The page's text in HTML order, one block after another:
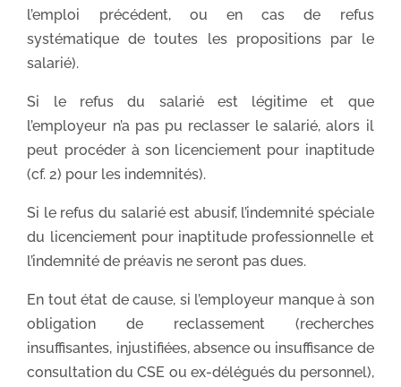
l’emploi précédent, ou en cas de refus
systématique de toutes les propositions par le
salarié).
Si le refus du salarié est légitime et que
l’employeur n’a pas pu reclasser le salarié, alors il
peut procéder à son licenciement pour inaptitude
(cf. 2) pour les indemnités).
Si le refus du salarié est abusif, l’indemnité spéciale
du licenciement pour inaptitude professionnelle et
l’indemnité de préavis ne seront pas dues.
En tout état de cause, si l’employeur manque à son
obligation de reclassement (recherches
insuffisantes, injustifiées, absence ou insuffisance de
consultation du CSE ou ex-délégués du personnel),